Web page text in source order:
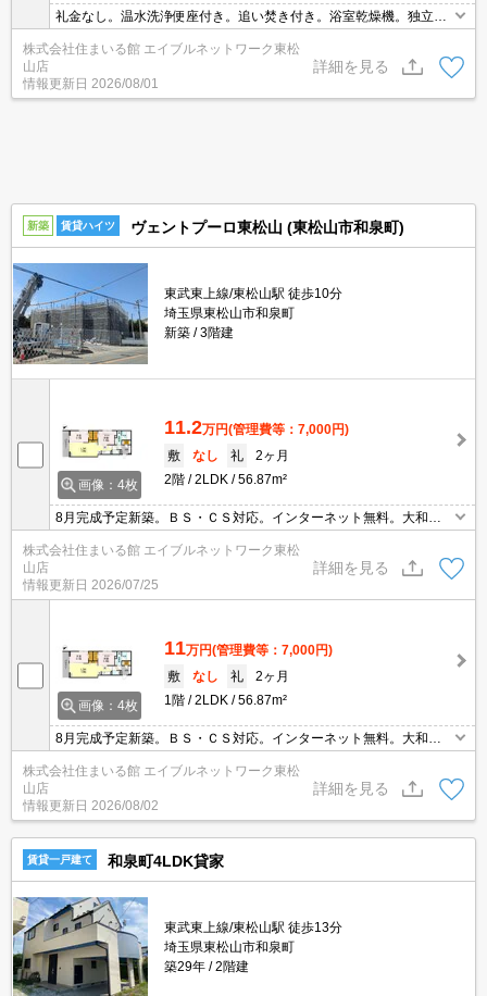
礼金なし。温水洗浄便座付き。追い焚き付き。浴室乾燥機。独立洗
面台。バルコニー。システムキッチン。2面バルコニー。
株式会社住まいる館 エイブルネットワーク東松
山店
情報更新日 2026/08/01
詳細を見る
新築 賃貸ハイツ ヴェントプーロ東松山 (東松山市和泉町)
東武東上線/東松山駅 徒歩10分
埼玉県東松山市和泉町
新築
3階建
画像：4枚
11.2万円(管理費等：7,000円)
敷
なし 礼
2ヶ月
2階
2LDK 56.87m²
8月完成予定新築。ＢＳ・ＣＳ対応。インターネット無料。大和ハ
ウス施工。駐車場は敷地内。ペット相談。セコム加入。
株式会社住まいる館 エイブルネットワーク東松
山店
情報更新日 2026/07/25
詳細を見る
画像：4枚
11万円(管理費等：7,000円)
敷
なし 礼
2ヶ月
1階
2LDK 56.87m²
8月完成予定新築。ＢＳ・ＣＳ対応。インターネット無料。大和ハ
ウス施工。駐車場は敷地内。ペット相談。セコム加入。
株式会社住まいる館 エイブルネットワーク東松
山店
情報更新日 2026/08/02
詳細を見る
賃貸一戸建て 和泉町4LDK貸家
東武東上線/東松山駅 徒歩13分
埼玉県東松山市和泉町
築29年
2階建